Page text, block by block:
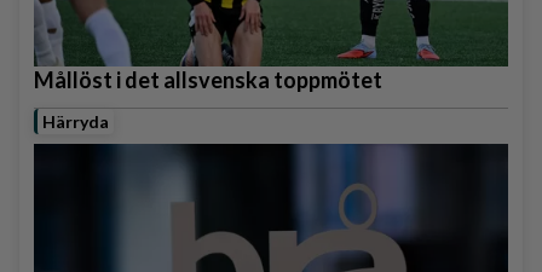
Mållöst i det allsvenska toppmötet
Härryda